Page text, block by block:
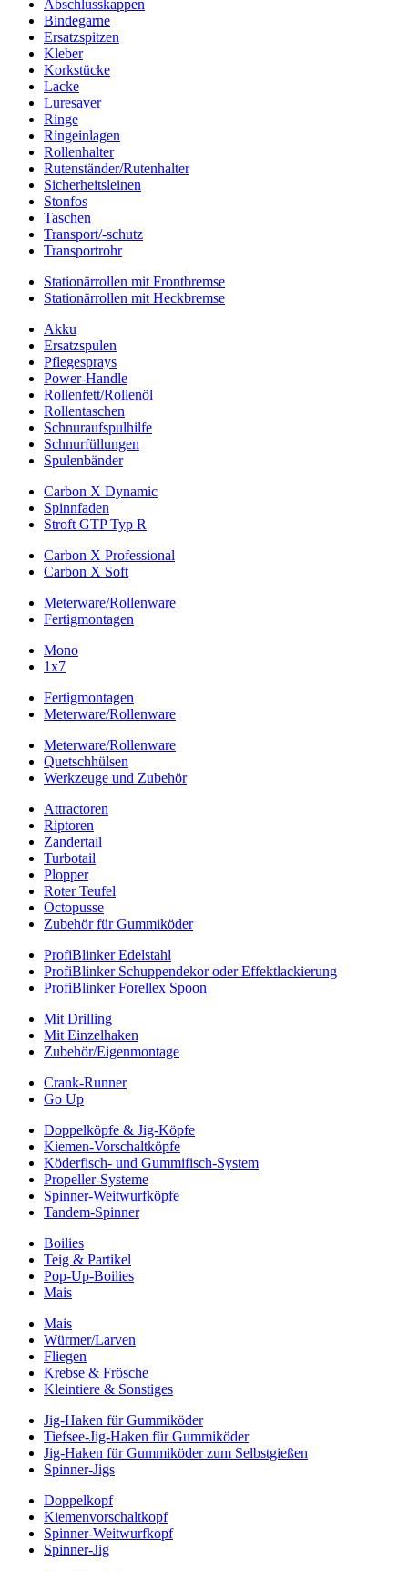
Abschlusskappen
Bindegarne
Ersatzspitzen
Kleber
Korkstücke
Lacke
Luresaver
Ringe
Ringeinlagen
Rollenhalter
Rutenständer/Rutenhalter
Sicherheitsleinen
Stonfos
Taschen
Transport/-schutz
Transportrohr
Stationärrollen mit Frontbremse
Stationärrollen mit Heckbremse
Akku
Ersatzspulen
Pflegesprays
Power-Handle
Rollenfett/Rollenöl
Rollentaschen
Schnuraufspulhilfe
Schnurfüllungen
Spulenbänder
Carbon X Dynamic
Spinnfaden
Stroft GTP Typ R
Carbon X Professional
Carbon X Soft
Meterware/Rollenware
Fertigmontagen
Mono
1x7
Fertigmontagen
Meterware/Rollenware
Meterware/Rollenware
Quetschhülsen
Werkzeuge und Zubehör
Attractoren
Riptoren
Zandertail
Turbotail
Plopper
Roter Teufel
Octopusse
Zubehör für Gummiköder
ProfiBlinker Edelstahl
ProfiBlinker Schuppendekor oder Effektlackierung
ProfiBlinker Forellex Spoon
Mit Drilling
Mit Einzelhaken
Zubehör/Eigenmontage
Crank-Runner
Go Up
Doppelköpfe & Jig-Köpfe
Kiemen-Vorschaltköpfe
Köderfisch- und Gummifisch-System
Propeller-Systeme
Spinner-Weitwurfköpfe
Tandem-Spinner
Boilies
Teig & Partikel
Pop-Up-Boilies
Mais
Mais
Würmer/Larven
Fliegen
Krebse & Frösche
Kleintiere & Sonstiges
Jig-Haken für Gummiköder
Tiefsee-Jig-Haken für Gummiköder
Jig-Haken für Gummiköder zum Selbstgießen
Spinner-Jigs
Doppelkopf
Kiemenvorschaltkopf
Spinner-Weitwurfkopf
Spinner-Jig